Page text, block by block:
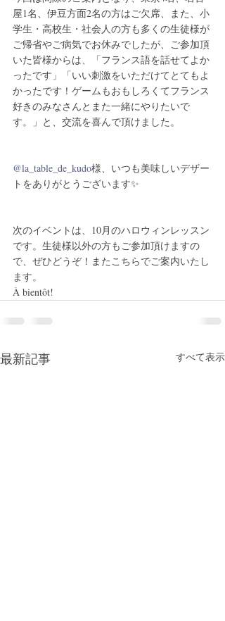
屋1名、伊豆方面2名の方はご欠席、また、小
学生・高校生・社会人の方も多くの生徒様が
ご帰省やご病気でお休みでしたが、ご参加頂
いた皆様からは、「フランス語を話せてよか
ったです」「いい刺激をいただけてとてもよ
かったです！ゲームもおもしろくてフランス
好きのみなさんとまた一緒にやりたいで
す。」と、交流を喜んで頂けました。
@la_table_de_kudo様、いつも美味しいデザー
トをありがとうございます✨
次のイベントは、10月のハロウィンレッスン
です。生徒様以外の方もご参加頂けますの
で、ぜひどうぞ！またこちらでご案内いたし
ます。
À bientôt!
最新記事 すべて表示